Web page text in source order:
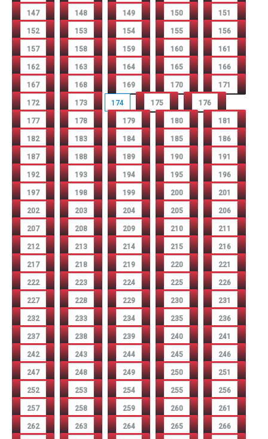
147 148 149 150 151
152 153 154 155 156
157 158 159 160 161
162 163 164 165 166
167 168 169 170 171
172 173 174 175 176
177 178 179 180 181
182 183 184 185 186
187 188 189 190 191
192 193 194 195 196
197 198 199 200 201
202 203 204 205 206
207 208 209 210 211
212 213 214 215 216
217 218 219 220 221
222 223 224 225 226
227 228 229 230 231
232 233 234 235 236
237 238 239 240 241
242 243 244 245 246
247 248 249 250 251
252 253 254 255 256
257 258 259 260 261
262 263 264 265 266